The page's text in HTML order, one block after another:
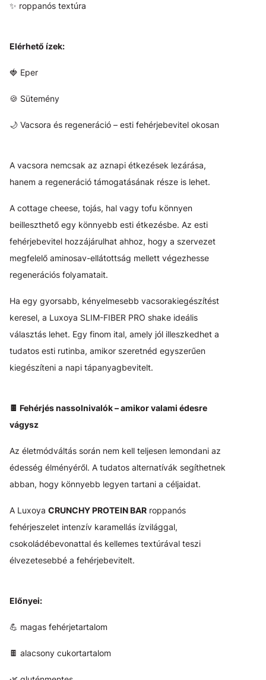
✨ roppanós textúra
Elérhető ízek:
🍓 Eper
🍪 Sütemény
🌙 Vacsora és regeneráció – esti fehérjebevitel okosan
A vacsora nemcsak az aznapi étkezések lezárása,
hanem a regeneráció támogatásának része is lehet.
A cottage cheese, tojás, hal vagy tofu könnyen
beilleszthető egy könnyebb esti étkezésbe. Az esti
fehérjebevitel hozzájárulhat ahhoz, hogy a szervezet
megfelelő aminosav-ellátottság mellett végezhesse
regenerációs folyamatait.
Ha egy gyorsabb, kényelmesebb vacsorakiegészítést
keresel, a Luxoya SLIM-FIBER PRO shake ideális
választás lehet. Egy finom ital, amely jól illeszkedhet a
tudatos esti rutinba, amikor szeretnéd egyszerűen
kiegészíteni a napi tápanyagbevitelt.
🍫 Fehérjés nassolnivalók – amikor valami édesre
vágysz
Az életmódváltás során nem kell teljesen lemondani az
édesség élményéről. A tudatos alternatívák segíthetnek
abban, hogy könnyebb legyen tartani a céljaidat.
A Luxoya CRUNCHY PROTEIN BAR roppanós
fehérjeszelet intenzív karamellás ízvilággal,
csokoládébevonattal és kellemes textúrával teszi
élvezetesebbé a fehérjebevitelt.
Előnyei:
💪 magas fehérjetartalom
🍫 alacsony cukortartalom